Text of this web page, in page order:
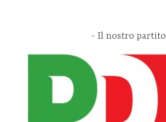
Il nostro partito